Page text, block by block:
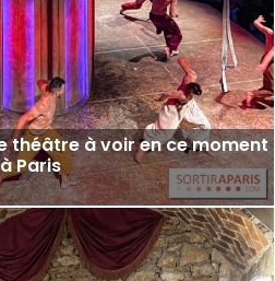
théâtre à voir en ce moment
à Paris